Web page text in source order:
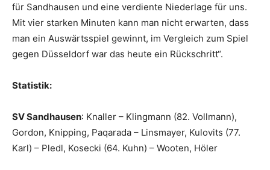
für Sandhausen und eine verdiente Niederlage für uns.
Mit vier starken Minuten kann man nicht erwarten, dass
man ein Auswärtsspiel gewinnt, im Vergleich zum Spiel
gegen Düsseldorf war das heute ein Rückschritt“.
Statistik:
SV Sandhausen: Knaller – Klingmann (82. Vollmann),
Gordon, Knipping, Paqarada – Linsmayer, Kulovits (77.
Karl) – Pledl, Kosecki (64. Kuhn) – Wooten, Höler